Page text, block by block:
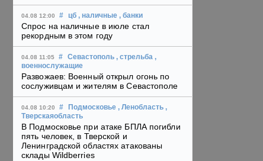
04.08 12:00 # цб , наличные , банки
Спрос на наличные в июле стал
рекордным в этом году
04.08 11:05 # Севастополь , стрельба ,
военнослужащие
Развожаев: Военный открыл огонь по
сослуживцам и жителям в Севастополе
04.08 10:20 # Подмосковье , Ленобласть ,
Тверскаяобласть
В Подмосковье при атаке БПЛА погибли
пять человек, в Тверской и
Ленинградской областях атакованы
склады Wildberries